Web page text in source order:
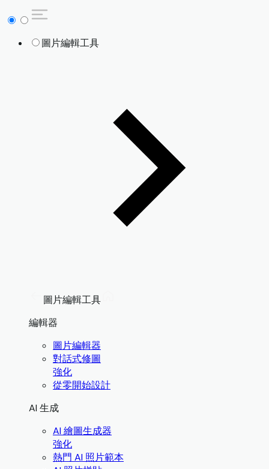
圖片編輯工具
圖片編輯工具
編輯器
圖片編輯器
對話式修圖
強化
從零開始設計
AI 生成
AI 繪圖生成器
強化
熱門 AI 照片範本